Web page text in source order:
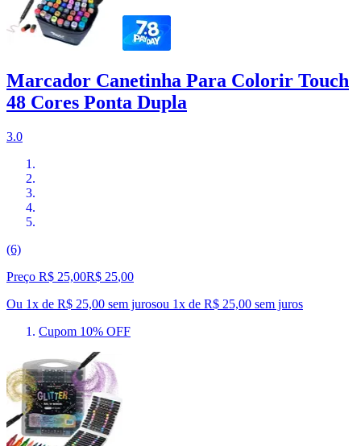
Marcador Canetinha Para Colorir Touch
48 Cores Ponta Dupla
3.0
(6)
Preço R$ 25,00R$ 25,00
Ou 1x de R$ 25,00 sem jurosou 1x de R$ 25,00 sem juros
Cupom 10% OFF